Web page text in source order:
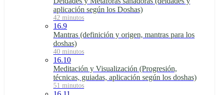
aplicación según los Doshas)
42 minutos
16.9
Mantras (definición y origen, mantras para los
doshas)
40 minutos
16.10
Meditación y Visualización (Progresión,
técnicas, guiadas, aplicación según los doshas)
51 minutos